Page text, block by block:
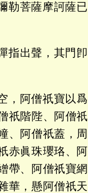
勒菩薩摩訶薩
指出聲，其門
，阿僧祇寶以
祇階陛、阿僧
、阿僧祇蓋，
赤眞珠瓔珞、
帶、阿僧祇寶
華，懸阿僧祇